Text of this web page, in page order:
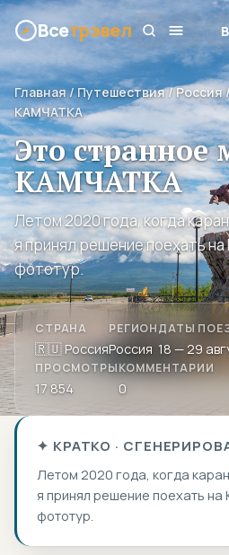
Всетрэвел
Главная/Путешествия/Россия
КАМЧАТКА
Это странное
КАМЧАТКА
Летом 2020 года, когда
я принял решение поехать
фототур.
СТРАНА
🇷🇺 Россия
РЕГИОН
Россия
ДАТЫ
18 — 29
ПРОСМОТРЫ
17 854
КОММЕНТАРИИ
0
✦ КРАТКО ·
Летом 2020 года, когда
я принял решение поехать на
фототур.